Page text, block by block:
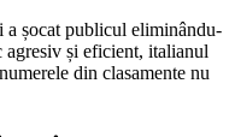
a șocat publicul eliminându-
și eficient, italianul
din clasamente nu